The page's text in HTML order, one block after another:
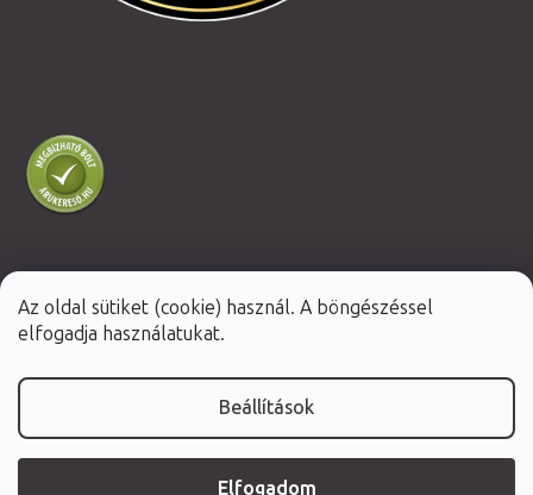
Az oldal sütiket (cookie) használ. A böngészéssel
elfogadja használatukat.
Beállítások
Elfogadom
Shoptet Premium készítette